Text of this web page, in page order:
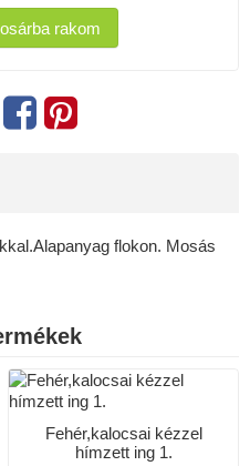
rakom
flokon. Mosás
Fehér,kalocsai kézzel
hímzett ing 1.